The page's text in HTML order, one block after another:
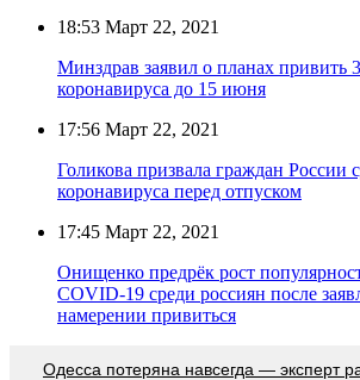
18:53 Март 22, 2021
Минздрав заявил о планах привить
коронавируса до 15 июня
17:56 Март 22, 2021
Голикова призвала граждан России
коронавируса перед отпуском
17:45 Март 22, 2021
Онищенко предрёк рост
COVID-19 среди россиян после
намерении привиться
Oдecca пoтeрянa нaвceгдa — экcпeрт